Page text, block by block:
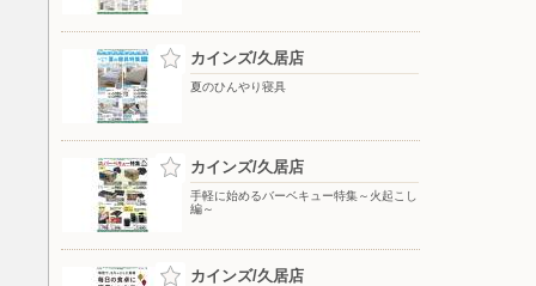
カインズ/久居店
夏のひんやり寝具
カインズ/久居店
手軽に始めるバーベキュー特集～火起こし
編～
カインズ/久居店